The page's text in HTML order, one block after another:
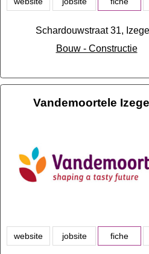
Schardouwstraat 31,
Bouw - Constructie
Vandemoortele
website jobsite fiche